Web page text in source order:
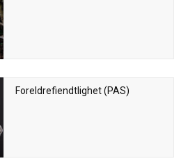
Foreldrefiendtlighet (PAS)